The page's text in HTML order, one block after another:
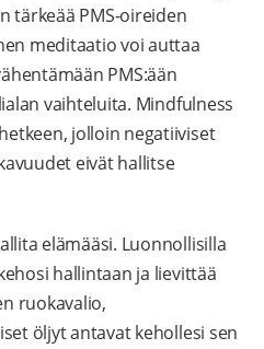
tärkeää PMS-oireiden
meditaatio voi auttaa
PMS:ään
vaihteluita. Mindfulness
jolloin negatiiviset
eivät hallitse
elämääsi. Luonnollisilla
hallintaan ja lievittää
ruokavalio,
öljyt antavat kehollesi sen